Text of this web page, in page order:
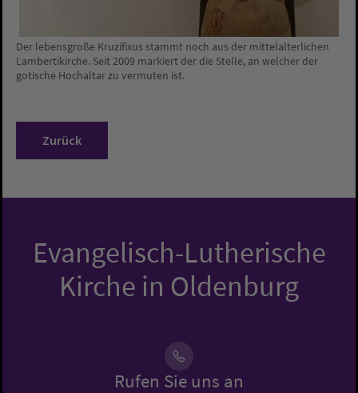
Der lebensgroße Kruzifixus stammt noch aus der mittelalterlichen
Lambertikirche. Seit 2009 markiert der die Stelle, an welcher der
gotische Hochaltar zu vermuten ist.
Zurück
Evangelisch-Lutherische
Kirche in Oldenburg
Rufen Sie uns an